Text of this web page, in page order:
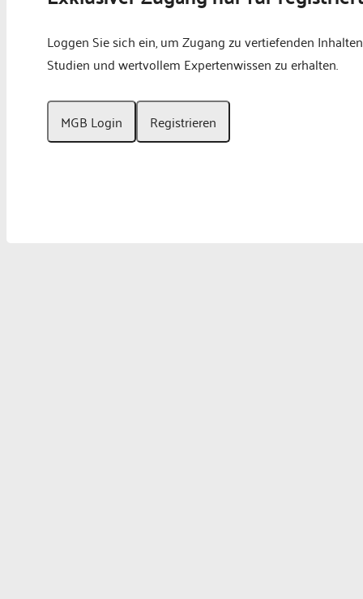
Loggen Sie sich ein, um Zugang zu vertiefenden
Studien und wertvollem Expertenwissen zu erhalten.
MGB Login Registrieren